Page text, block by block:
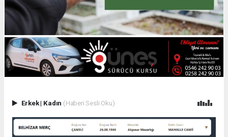
Erkek| Kadın (Haberi Sesli Oku)